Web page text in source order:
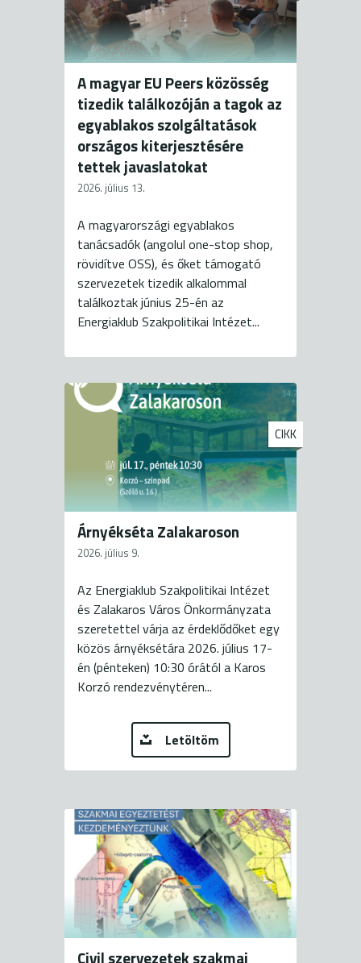
A magyar EU Peers közösség
tizedik találkozóján a tagok az
egyablakos szolgáltatások
országos kiterjesztésére
tettek javaslatokat
2026. július 13.
A magyarországi egyablakos
tanácsadók (angolul one-stop shop,
rövidítve OSS), és őket támogató
szervezetek tizedik alkalommal
találkoztak június 25-én az
Energiaklub Szakpolitikai Intézet...
CIKK
Árnyékséta Zalakaroson
2026. július 9.
Az Energiaklub Szakpolitikai Intézet
és Zalakaros Város Önkormányzata
szeretettel várja az érdeklődőket egy
közös árnyéksétára 2026. július 17-
én (pénteken) 10:30 órától a Karos
Korzó rendezvénytéren...
Letöltöm
Civil szervezetek szakmai